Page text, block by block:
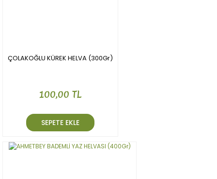
ÇOLAKOĞLU KÜREK HELVA (300Gr)
100,00 TL
SEPETE EKLE